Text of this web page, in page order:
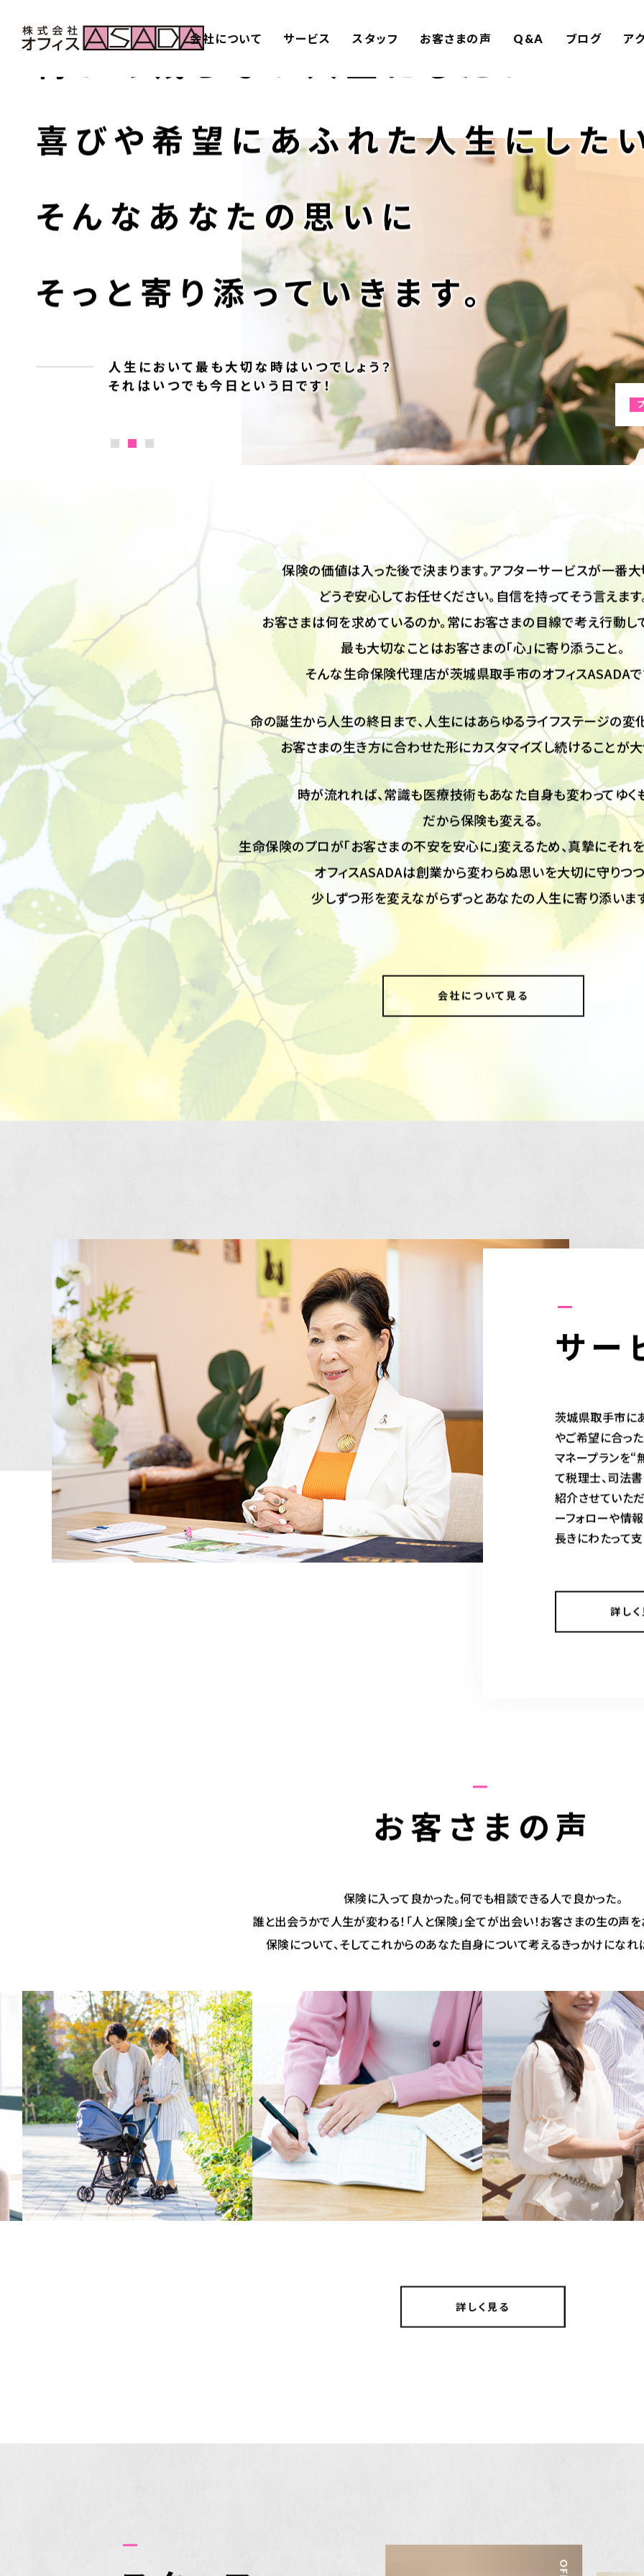
会社について サービス スタッフ お客さまの声 Q&A ブログ ア
悔いの残らない人生にしたい！
喜びや希望にあふれた人生にした
そんなあなたの思いに
そっと寄り添っていきます。
人生において最も大切な時はいつでしょう？
それはいつでも今日という日です！
保険の価値は入った後で決まります。アフターサービスが一番大
どうぞ安心してお任せください。自信を持ってそう言えます
お客さまは何を求めているのか。常にお客さまの目線で考え行動し
最も大切なことはお客さまの「心」に寄り添うこと。
そんな生命保険代理店が茨城県取手市のオフィスASADAで
命の誕生から人生の終日まで、人生にはあらゆるライフステージの変
お客さまの生き方に合わせた形にカスタマイズし続けることが大
時が流れれば、常識も医療技術もあなた自身も変わってゆく
だから保険も変える。
生命保険のプロが「お客さまの不安を安心に」変えるため、真摯にそれ
オフィスASADAは創業から変わらぬ思いを大切に守りつつ
少しずつ形を変えながらずっとあなたの人生に寄り添いま
サー
茨城県取手市に
やご希望に合っ
マネープランを“
て税理士、司法
紹介させていた
ーフォローや情
詳し
お客さまの声
保険に入って良かった。何でも相談できる人で良かった。
誰と出会うかで人生が変わる！「人と保険」全てが出会い！お客さまの生の声
詳しく見る